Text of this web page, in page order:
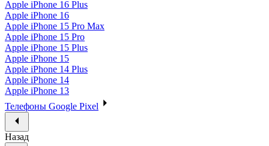
Apple iPhone 16 Plus
Apple iPhone 16
Apple iPhone 15 Pro Max
Apple iPhone 15 Pro
Apple iPhone 15 Plus
Apple iPhone 15
Apple iPhone 14 Plus
Apple iPhone 14
Apple iPhone 13
Телефоны Google Pixel
Назад